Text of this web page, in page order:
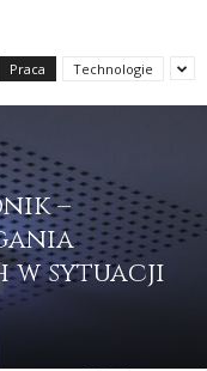
Praca Technologie
–
w sytuacji